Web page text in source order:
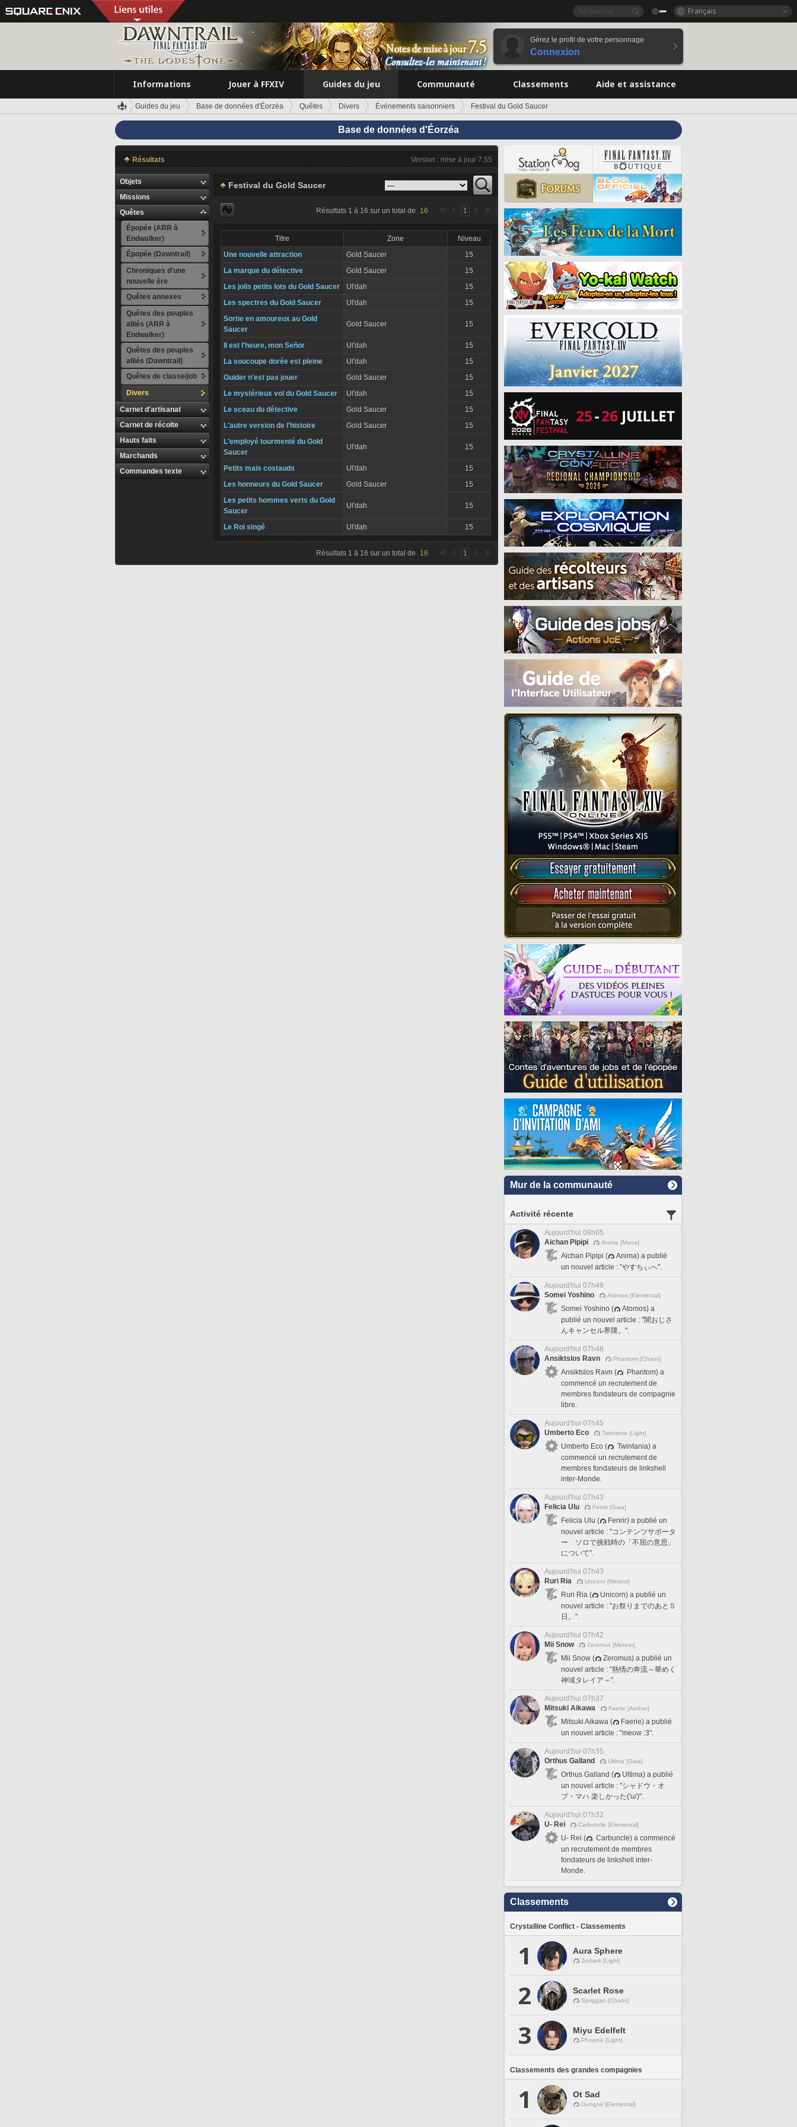
Français
Gérez le profil de votre personnage
Connexion
Informations Jouer à FFXIV Guides du jeu Communauté Classements Aide et assistance
Guides du jeu Base de données d'Éorzéa Quêtes Divers Événements saisonniers Festival du Gold Saucer
Base de données d'Éorzéa
Résultats Version : mise à jour 7.55
Objets
Missions
Quêtes
Épopée (ARR à
Endwalker)
Épopée (Dawntrail)
Chroniques d'une
nouvelle ère
Quêtes annexes
Quêtes des peuples
alliés (ARR à
Endwalker)
Quêtes des peuples
alliés (Dawntrail)
Quêtes de classe/job
Divers
Carnet d'artisanat
Carnet de récolte
Hauts faits
Marchands
Commandes texte
Festival du Gold Saucer
Résultats 1 à 16 sur un total de 16 1
Titre Zone
Niveau
Une nouvelle attraction
Gold Saucer
15
La marque du détective
Gold Saucer
15
Les jolis petits lots du Gold Saucer
Ul'dah
15
Les spectres du Gold Saucer
Ul'dah
15
Sortie en amoureux au Gold
Saucer
Gold Saucer 15
Il est l'heure, mon Señor Ul'dah
15
La soucoupe dorée est pleine
Ul'dah
15
Guider n'est pas jouer
Gold Saucer
15
Le mystérieux vol du Gold Saucer
Ul'dah
15
Le sceau du détective
Gold Saucer
15
L'autre version de l'histoire
Gold Saucer
15
L'employé tourmenté du Gold
Saucer
Ul'dah 15
Petits mais costauds Ul'dah
15
Les honneurs du Gold Saucer
Gold Saucer
15
Les petits hommes verts du Gold
Saucer
Ul'dah 15
Le Roi singé Ul'dah 15
Résultats 1 à 16 sur un total de 16 1
Mur de la communauté
Activité récente
Aujourd'hui 08h05
Aichan Pipipi
Anima [Mana]
Aichan Pipipi (
Anima) a publié
un nouvel article : "やすちぃへ".
Aujourd'hui 07h49
Somei Yoshino
Atomos [Elemental]
Somei Yoshino (
Atomos) a
publié un nouvel article : "闇おじさ
んキャンセル界隈。".
Aujourd'hui 07h48
Ansiktslos Ravn
Phantom [Chaos]
Ansiktslos Ravn (
Phantom) a
commencé un recrutement de
membres fondateurs de compagnie
libre.
Aujourd'hui 07h45
Umberto Eco
Twintania [Light]
Umberto Eco (
Twintania) a
commencé un recrutement de
membres fondateurs de linkshell
inter-Monde.
Aujourd'hui 07h43
Felicia Ulu
Fenrir [Gaia]
Felicia Ulu (
Fenrir) a publié un
nouvel article : "コンテンツサポータ
ー ソロで挑戦時の「不屈の意思」
について".
Aujourd'hui 07h43
Ruri Ria
Unicorn [Meteor]
Ruri Ria (
Unicorn) a publié un
nouvel article : "お祭りまでのあと５
日。".
Aujourd'hui 07h42
Mii Snow
Zeromus [Meteor]
Mii Snow (
Zeromus) a publié un
nouvel article : "熱情の奔流～華めく
神域タレイア～".
Aujourd'hui 07h37
Mitsuki Aikawa
Faerie [Aether]
Mitsuki Aikawa (
Faerie) a publié
un nouvel article : "meow :3".
Aujourd'hui 07h35
Orthus Galland
Ultima [Gaia]
Orthus Galland (
Ultima) a publié
un nouvel article : "シャドウ・オ
ブ・マハ 楽しかった('ω')".
Aujourd'hui 07h32
U- Rei
Carbuncle [Elemental]
U- Rei (
Carbuncle) a commencé
un recrutement de membres
fondateurs de linkshell inter-
Monde.
Classements
Crystalline Conflict - Classements
1 Aura Sphere
Zodiark [Light]
2 Scarlet Rose
Spriggan [Chaos]
3 Miyu Edelfelt
Phoenix [Light]
Classements des grandes compagnies
1 Ot Sad
Gungnir [Elemental]